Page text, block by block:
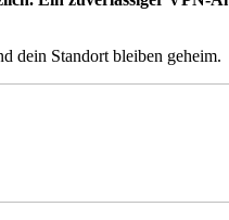
dein Standort bleiben geheim.